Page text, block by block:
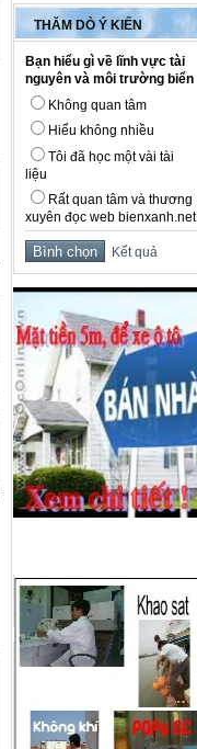
THĂM DÒ Ý KIẾN
Bạn hiểu gì về lĩnh vực tài
nguyên và môi trường biển
Không quan tâm
Hiểu không nhiều
Tôi đã học một vài tài
liệu
Rất quan tâm và thương
xuyên đọc web bienxanh.net
Kết quả